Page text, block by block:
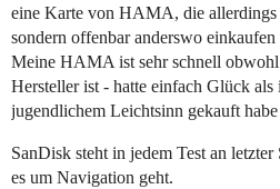
eine Karte von HAMA, die allerdings
sondern offenbar anderswo
Meine HAMA ist sehr schnell
Hersteller ist - hatte einfach Glück
jugendlichem Leichtsinn gekauft habe
SanDisk steht in jedem Test an
es um Navigation geht.